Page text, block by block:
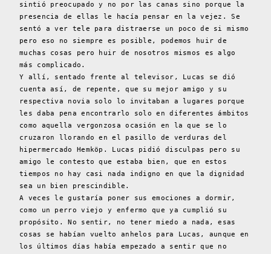
sintió preocupado y no por las canas sino porque la
presencia de ellas le hacía pensar en la vejez. Se
sentó a ver tele para distraerse un poco de si mismo
pero eso no siempre es posible, podemos huir de
muchas cosas pero huir de nosotros mismos es algo
más complicado.
Y allí, sentado frente al televisor, Lucas se dió
cuenta así, de repente, que su mejor amigo y su
respectiva novia solo lo invitaban a lugares porque
les daba pena encontrarlo solo en diferentes ámbitos
como aquella vergonzosa ocasión en la que se lo
cruzaron llorando en el pasillo de verduras del
hipermercado Hemköp. Lucas pidió disculpas pero su
amigo le contesto que estaba bien, que en estos
tiempos no hay casi nada indigno en que la dignidad
sea un bien prescindible.
A veces le gustaría poner sus emociones a dormir,
como un perro viejo y enfermo que ya cumplió su
propósito. No sentir, no tener miedo a nada, esas
cosas se habían vuelto anhelos para Lucas, aunque en
los últimos días había empezado a sentir que no